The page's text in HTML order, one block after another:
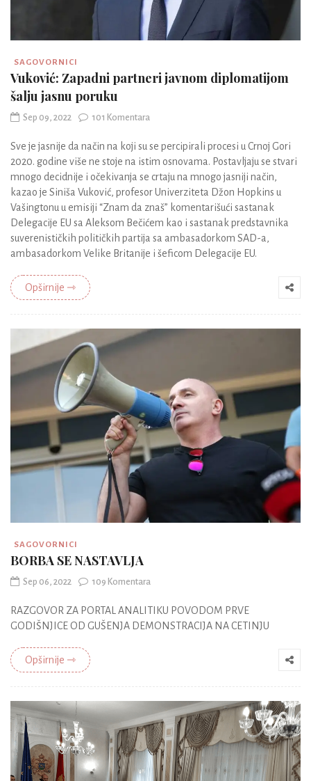
SAGOVORNICI
Vuković: Zapadni partneri javnom diplomatijom
šalju jasnu poruku
Sep 09, 2022 101 Komentara
Sve je jasnije da način na koji su se percipirali procesi u Crnoj Gori
2020. godine više ne stoje na istim osnovama. Postavljaju se stvari
mnogo decidnije i očekivanja se crtaju na mnogo jasniji način,
kazao je Siniša Vuković, profesor Univerziteta Džon Hopkins u
Vašingtonu u emisiji “Znam da znaš” komentarišući sastanak
Delegacije EU sa Aleksom Bečićem kao i sastanak predstavnika
suverenističkih političkih partija sa ambasadorkom SAD-a,
ambasadorkom Velike Britanije i šeficom Delegacije EU.
Opširnije ⇾
SAGOVORNICI
BORBA SE NASTAVLJA
Sep 06, 2022 109 Komentara
RAZGOVOR ZA PORTAL ANALITIKU POVODOM PRVE
GODIŠNJICE OD GUŠENJA DEMONSTRACIJA NA CETINJU
Opširnije ⇾